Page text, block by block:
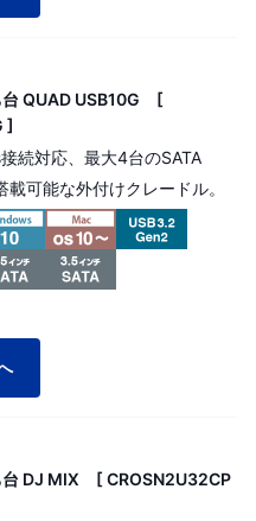
台 QUAD USB10G [
]
続対応、最大4台のSATA
載可能な外付けクレードル。
台 DJ MIX [ CROSN2U32CP